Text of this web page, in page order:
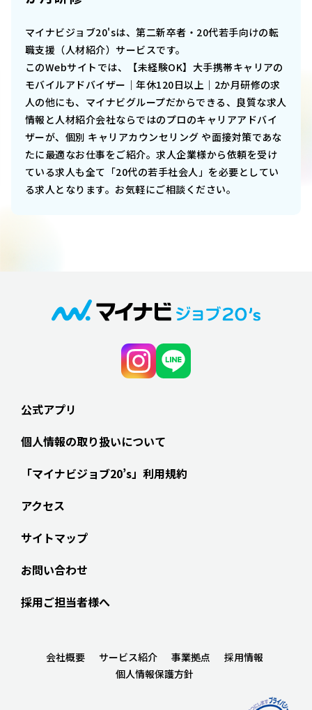
マイナビジョブ20'sは、第二新卒者・20代若手向けの転
職支援（人材紹介）サービスです。
このWebサイトでは、
【未経験OK】大手携帯キャリアの
モバイルアドバイザー｜年休120日以上｜2か月研修の求
人の他にも、マイナビグループだからできる、良質な求人
情報と人材紹介会社ならではのプロのキャリアアドバイ
ザーが、個別 キャリアカウンセリング や面接対策であな
たに最適なお仕事をご紹介。求人企業様から依頼を受け
ている求人も全て「20代の若手社会人」を必要としてい
る求人となります。お気軽にご相談ください。
公式アプリ
個人情報の取り扱いについて
「マイナビジョブ20’s」利用規約
アクセス
サイトマップ
お問い合わせ
採用ご担当者様へ
会社概要 サービス紹介 事業拠点
採用情報
個人情報保護方針